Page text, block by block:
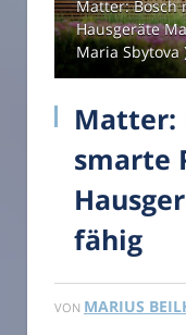
Matter: Bosch
Hausgeräte
Maria Sbytova
Matter:
smarte
fähig
VON MARIUS